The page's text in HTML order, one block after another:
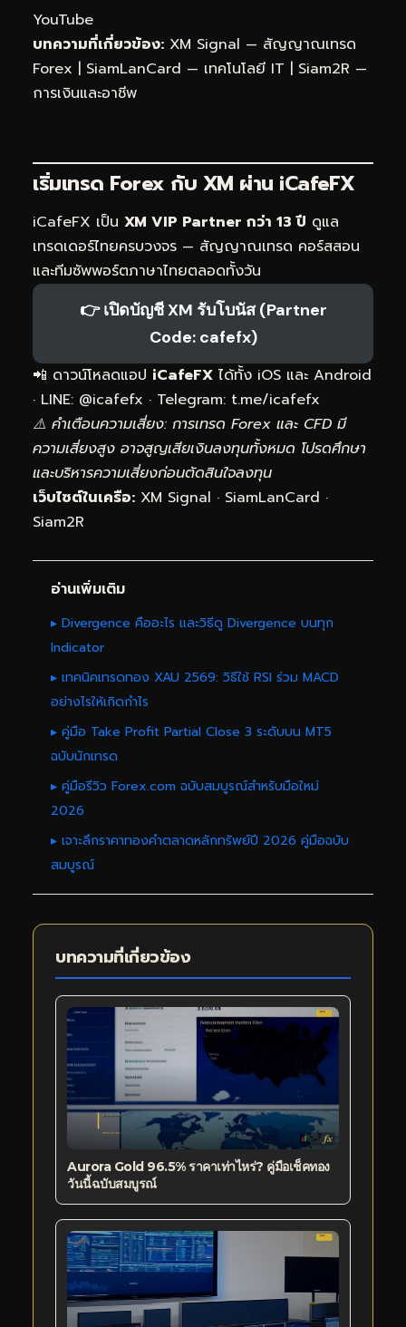
YouTube
บทความที่เกี่ยวข้อง: XM Signal — สัญญาณเทรด
Forex | SiamLanCard — เทคโนโลยี IT | Siam2R —
การเงินและอาชีพ
เริ่มเทรด Forex กับ XM ผ่าน iCafeFX
iCafeFX เป็น XM VIP Partner กว่า 13 ปี ดูแล
เทรดเดอร์ไทยครบวงจร — สัญญาณเทรด คอร์สสอน
และทีมซัพพอร์ตภาษาไทยตลอดทั้งวัน
👉 เปิดบัญชี XM รับโบนัส (Partner
Code: cafefx)
📲 ดาวน์โหลดแอป iCafeFX ได้ทั้ง iOS และ Android
· LINE: @icafefx · Telegram: t.me/icafefx
⚠️ คำเตือนความเสี่ยง: การเทรด Forex และ CFD มี
ความเสี่ยงสูง อาจสูญเสียเงินลงทุนทั้งหมด โปรดศึกษา
และบริหารความเสี่ยงก่อนตัดสินใจลงทุน
เว็บไซต์ในเครือ: XM Signal · SiamLanCard ·
Siam2R
อ่านเพิ่มเติม
▸ Divergence คืออะไร และวิธีดู Divergence บนทุก
Indicator
▸ เทคนิคเทรดทอง XAU 2569: วิธีใช้ RSI ร่วม MACD
อย่างไรให้เกิดกำไร
▸ คู่มือ Take Profit Partial Close 3 ระดับบน MT5
ฉบับนักเทรด
▸ คู่มือรีวิว Forex.com ฉบับสมบูรณ์สำหรับมือใหม่
2026
▸ เจาะลึกราคาทองคำตลาดหลักทรัพย์ปี 2026 คู่มือฉบับ
สมบูรณ์
บทความที่เกี่ยวข้อง
Aurora Gold 96.5% ราคาเท่าไหร่? คู่มือเช็คทอง
วันนี้ฉบับสมบูรณ์